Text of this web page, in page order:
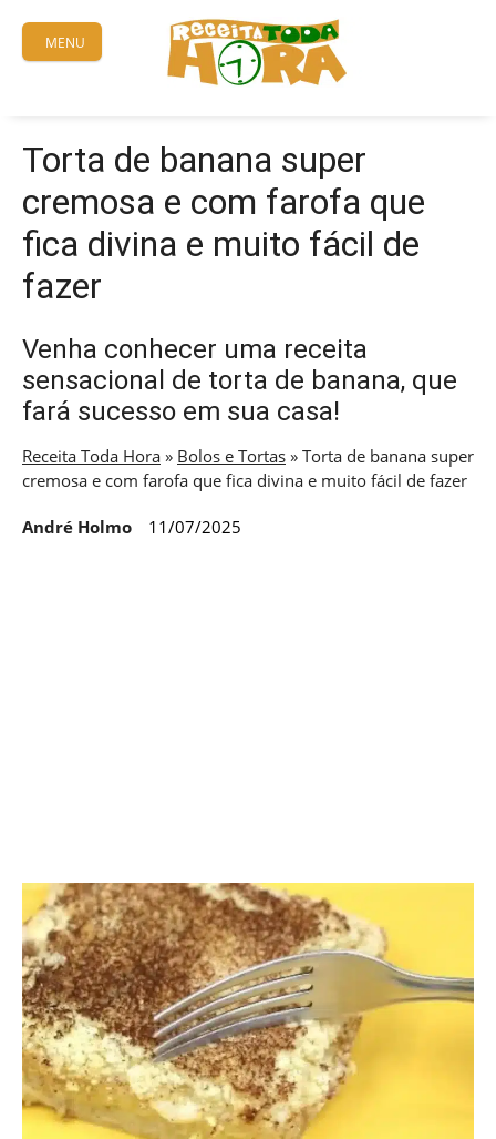
content
MENU
Torta de banana super
cremosa e com farofa que
fica divina e muito fácil de
fazer
Venha conhecer uma receita
sensacional de torta de banana, que
fará sucesso em sua casa!
Receita Toda Hora » Bolos e Tortas » Torta de banana super
cremosa e com farofa que fica divina e muito fácil de fazer
André Holmo 11/07/2025